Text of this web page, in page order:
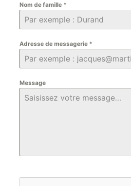
Nom de famille *
Adresse de messagerie *
Message